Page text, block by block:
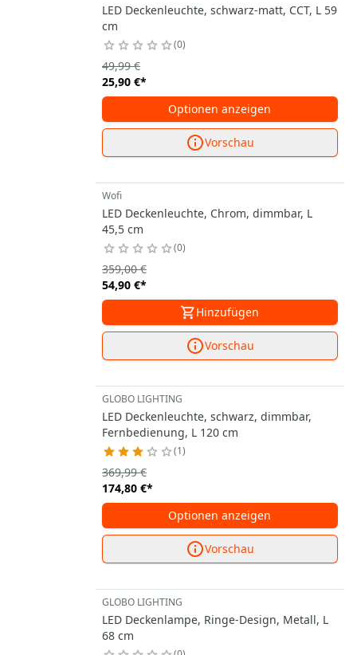
LED Deckenleuchte, schwarz-matt, CCT, L 59
cm
0
25,90 €*
49,99 €
Optionen anzeigen
Vorschau
Wofi
LED Deckenleuchte, Chrom, dimmbar, L
45,5 cm
0
54,90 €*
359,00 €
Hinzufügen
Vorschau
GLOBO LIGHTING
LED Deckenleuchte, schwarz, dimmbar,
Fernbedienung, L 120 cm
1
174,80 €*
369,99 €
Optionen anzeigen
Vorschau
GLOBO LIGHTING
LED Deckenlampe, Ringe-Design, Metall, L
68 cm